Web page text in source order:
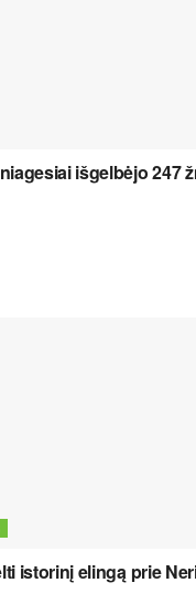
išgelbėjo 247
istorinį elingą prie